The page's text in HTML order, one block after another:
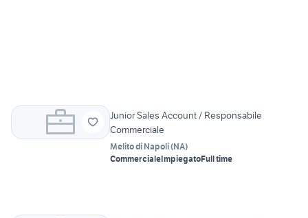
Junior Sales Account / Responsabile
Commerciale
Melito di Napoli(NA)
CommercialeImpiegatoFull time